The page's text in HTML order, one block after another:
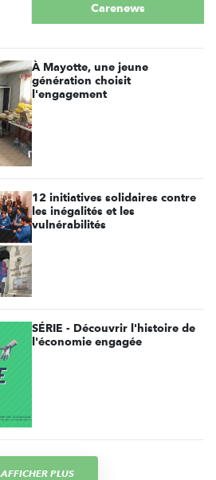
Carenews
À Mayotte, une jeune
génération choisit
l'engagement
12 initiatives solidaires contre
les inégalités et les
vulnérabilités
SÉRIE - Découvrir l'histoire de
l'économie engagée
AFFICHER PLUS